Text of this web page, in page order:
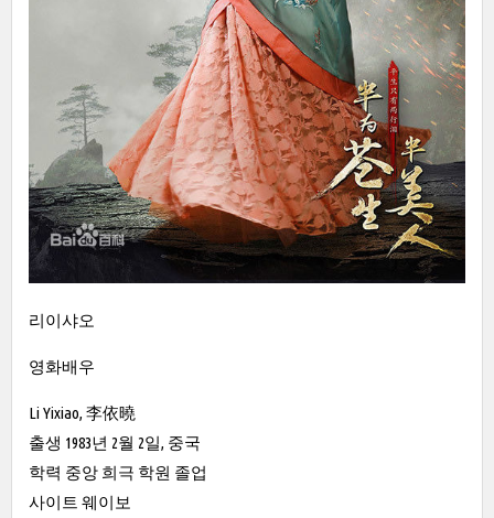
리이샤오
영화배우
Li Yixiao, 李依曉
출생 1983년 2월 2일, 중국
학력 중앙 희극 학원 졸업
사이트 웨이보